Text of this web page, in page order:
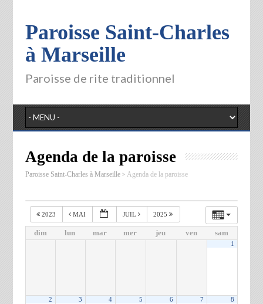
Paroisse Saint-Charles
à Marseille
Paroisse de rite traditionnel
Agenda de la paroisse
Paroisse Saint-Charles à Marseille> Agenda de la paroisse
2023 MAI JUIL 2025
dim lun mar mer jeu ven sam
1
2 3 4 5 6 7 8